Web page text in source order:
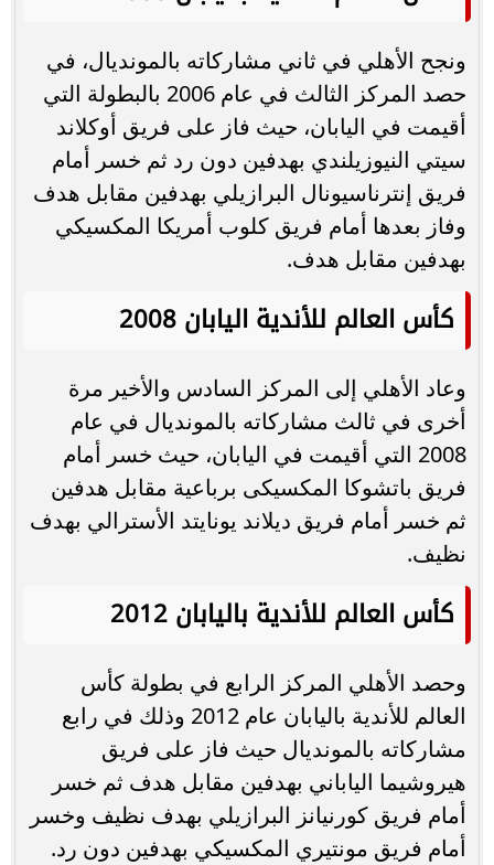
ونجح الأهلي في ثاني مشاركاته بالمونديال، في
حصد المركز الثالث في عام 2006 بالبطولة التي
أقيمت في اليابان، حيث فاز على فريق أوكلاند
سيتي النيوزيلندي بهدفين دون رد ثم خسر أمام
فريق إنترناسيونال البرازيلي بهدفين مقابل هدف
وفاز بعدها أمام فريق كلوب أمريكا المكسيكي
بهدفين مقابل هدف.
كأس العالم للأندية اليابان 2008
وعاد الأهلي إلى المركز السادس والأخير مرة
أخرى في ثالث مشاركاته بالمونديال في عام
2008 التي أقيمت في اليابان، حيث خسر أمام
فريق باتشوكا المكسيكى برباعية مقابل هدفين
ثم خسر أمام فريق ديلاند يونايتد الأسترالي بهدف
نظيف.
كأس العالم للأندية باليابان 2012
وحصد الأهلي المركز الرابع في بطولة كأس
العالم للأندية باليابان عام 2012 وذلك في رابع
مشاركاته بالمونديال حيث فاز على فريق
هيروشيما الياباني بهدفين مقابل هدف ثم خسر
أمام فريق كورنيانز البرازيلي بهدف نظيف وخسر
أمام فريق مونتيري المكسيكي بهدفين دون رد.